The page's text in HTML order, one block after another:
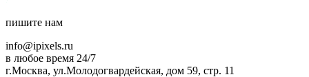
пишите нам
info@ipixels.ru
в любое время 24/7
г.Москва, ул.Молодогвардейская, дом 59, стр. 11